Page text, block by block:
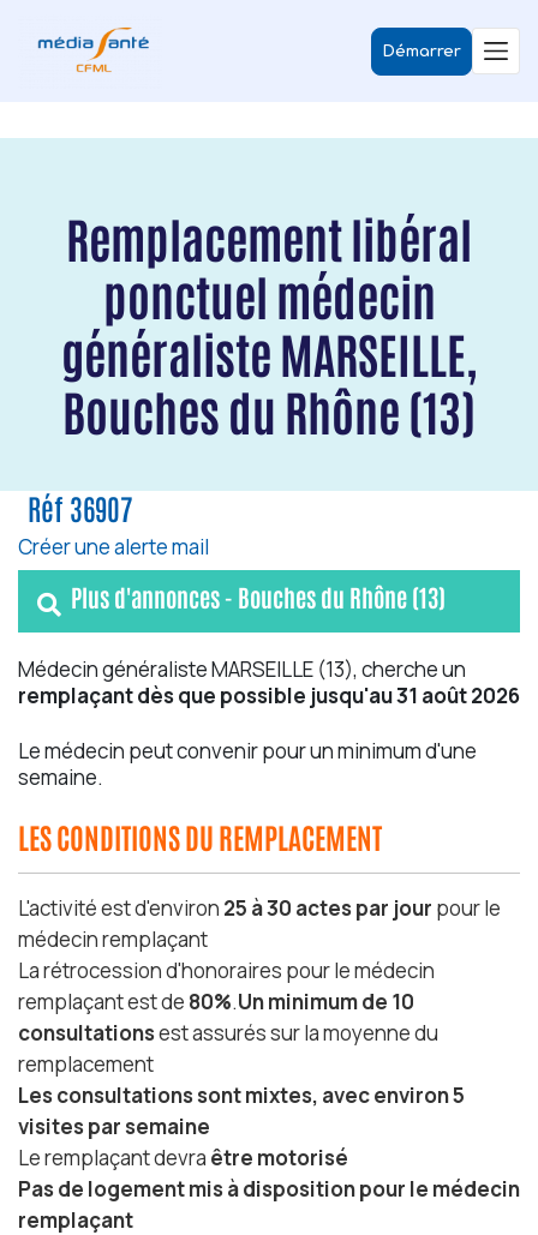
Démarrer
Remplacement libéral
ponctuel médecin
généraliste MARSEILLE,
Bouches du Rhône (13)
Réf 36907
Créer une alerte mail
Plus d'annonces - Bouches du Rhône (13)
Médecin généraliste MARSEILLE (13), cherche un
remplaçant dès que possible jusqu'au 31 août 2026
Le médecin peut convenir pour un minimum d'une
semaine.
LES CONDITIONS DU REMPLACEMENT
L'activité est d'environ 25 à 30 actes par jour pour le
médecin remplaçant
La rétrocession d'honoraires pour le médecin
remplaçant est de 80%.Un minimum de 10
consultationsest assurés sur la moyenne du
remplacement
Les consultations sont mixtes, avec environ 5
visites par semaine
Le remplaçant devra être motorisé
Pas de logement mis à disposition pour le médecin
remplaçant